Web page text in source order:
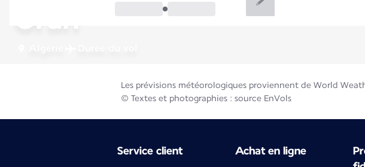
Oran
Les prévisions météorologiques proviennent de World
© Textes et photographies : source EnVols
Service client Achat en ligne